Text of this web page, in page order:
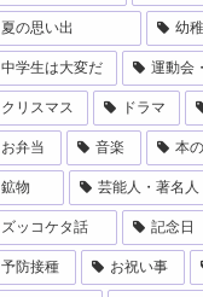
夏の思い出 幼
中学生は大変だ 運動会
クリスマス ドラマ
お弁当 音楽 本
鉱物 芸能人・著名人
ズッコケタ話 記念日
予防接種 お祝い事